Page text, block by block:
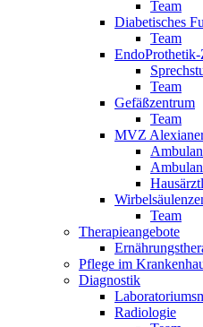
Team
Diabetisches
Team
Team
Gefäßzentrum
Team
MVZ
Team
Therapieangebote
Pflege im
Diagnostik
Radiologie